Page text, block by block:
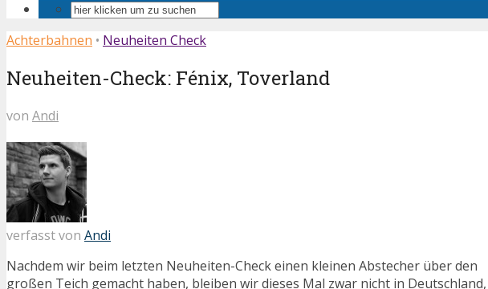
Achterbahnen • Neuheiten Check
Neuheiten-Check: Fénix, Toverland
von Andi
verfasst von Andi
Nachdem wir beim letzten Neuheiten-Check einen kleinen Abstecher über den
großen Teich gemacht haben, bleiben wir dieses Mal zwar nicht in Deutschland,